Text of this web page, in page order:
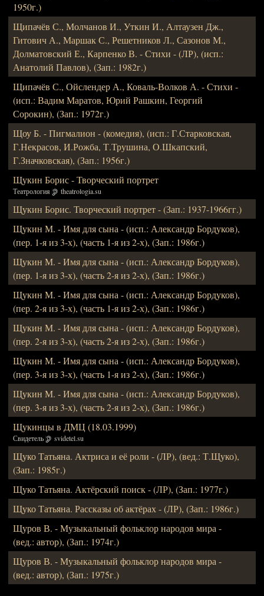
1950г.)
Щипачёв С., Молчанов И., Уткин И., Алтаузен Дж.,
Гитович А., Маршак С., Решетников Л., Сазонов М.,
Долматовский Е., Карпенко В. - Стихи - (ЛР), (исп.:
Анатолий Павлов), (Зап.: 1982г.)
Щипачёв С., Ойслендер А., Коваль-Волков А. - Стихи -
(исп.: Вадим Маратов, Юрий Рашкин, Георгий
Сорокин), (Зап.: 1972г.)
Щоу Б. - Пигмалион - (комедия), (исп.: Г.Старковская,
Г.Некрасов, И.Рожба, Т.Трушина, О.Шкапский,
Г.Значковская), (Зап.: 1956г.)
Щукин Борис - Творческий портрет
Театрология theatrologia.su
Щукин Борис. Творческий портрет - (Зап.: 1937-1966гг.)
Щукин М. - Имя для сына - (исп.: Александр Бордуков),
(пер. 1-я из 3-х), (часть 1-я из 2-х), (Зап.: 1986г.)
Щукин М. - Имя для сына - (исп.: Александр Бордуков),
(пер. 1-я из 3-х), (часть 2-я из 2-х), (Зап.: 1986г.)
Щукин М. - Имя для сына - (исп.: Александр Бордуков),
(пер. 2-я из 3-х), (часть 1-я из 2-х), (Зап.: 1986г.)
Щукин М. - Имя для сына - (исп.: Александр Бордуков),
(пер. 2-я из 3-х), (часть 2-я из 2-х), (Зап.: 1986г.)
Щукин М. - Имя для сына - (исп.: Александр Бордуков),
(пер. 3-я из 3-х), (часть 1-я из 2-х), (Зап.: 1986г.)
Щукин М. - Имя для сына - (исп.: Александр Бордуков),
(пер. 3-я из 3-х), (часть 2-я из 2-х), (Зап.: 1986г.)
Щукинцы в ДМЦ (18.03.1999)
Свидетель svidetel.su
Щуко Татьяна. Актриса и её роли - (ЛР), (вед.: Т.Щуко),
(Зап.: 1985г.)
Щуко Татьяна. Актёрский поиск - (ЛР), (Зап.: 1977г.)
Щуко Татьяна. Рассказы об актёрах - (ЛР), (Зап.: 1986г.)
Щуров В. - Музыкальный фольклор народов мира -
(вед.: автор), (Зап.: 1974г.)
Щуров В. - Музыкальный фольклор народов мира -
(вед.: автор), (Зап.: 1975г.)